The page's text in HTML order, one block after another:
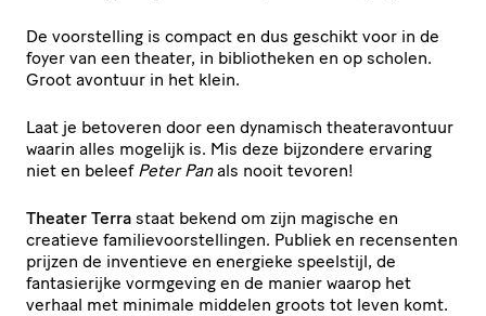
De voorstelling is compact en dus geschikt voor in de
foyer van een theater, in bibliotheken en op scholen.
Groot avontuur in het klein.
Laat je betoveren door een dynamisch theateravontuur
waarin alles mogelijk is. Mis deze bijzondere ervaring
niet en beleef Peter Panals nooit tevoren!
Theater Terra staat bekend om zijn magische en
creatieve familievoorstellingen. Publiek en recensenten
prijzen de inventieve en energieke speelstijl, de
fantasierijke vormgeving en de manier waarop het
verhaal met minimale middelen groots tot leven komt.